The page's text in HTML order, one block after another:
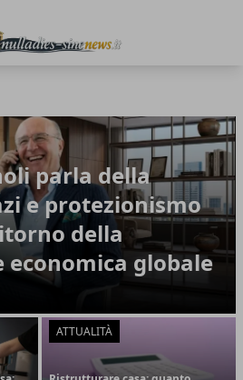
parla della
e protezionismo
della
economica globale
ATTUALITÀ